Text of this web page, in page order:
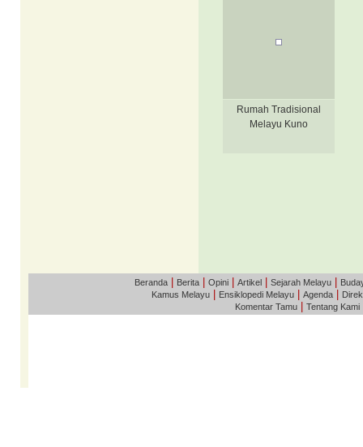
Rumah Tradisional
Melayu Kuno
Beranda Berita Opini Artikel Sejarah Melayu
Kamus Melayu
Ensiklopedi Melayu Agenda
Komentar Tamu
Tentang Kami